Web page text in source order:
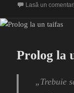
pe
Lasă un
Prolog la
„Trebuie